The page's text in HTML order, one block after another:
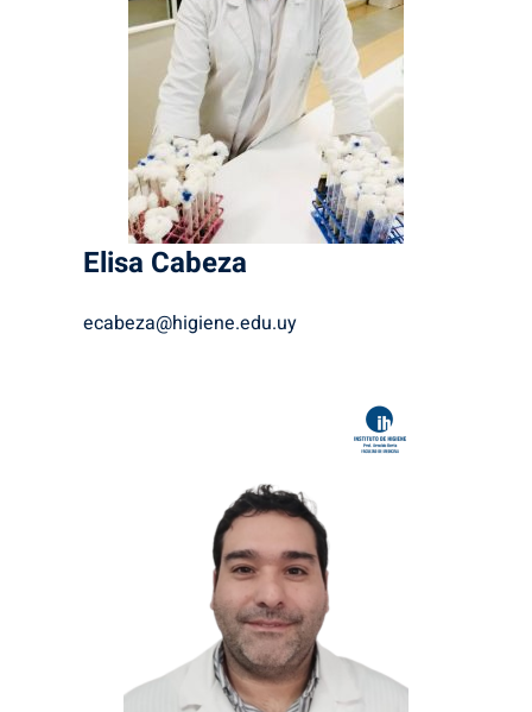
Elisa Cabeza
ecabeza@higiene.edu.uy